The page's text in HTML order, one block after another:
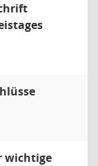
wichtige